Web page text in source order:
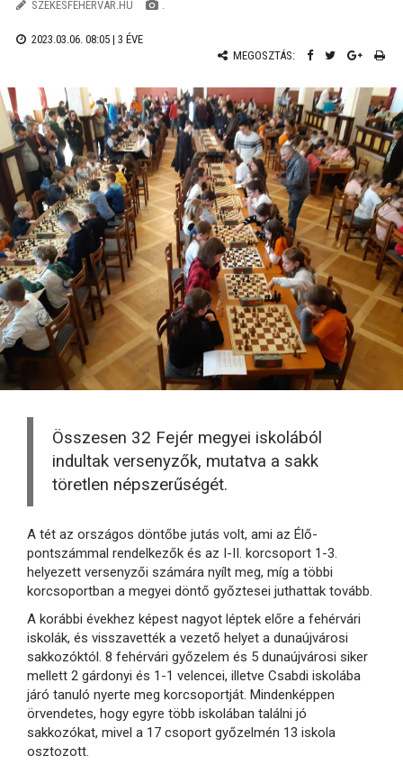
SZEKESFEHERVAR.HU .
2023.03.06. 08:05 | 3 ÉVE
MEGOSZTÁS:
Összesen 32 Fejér megyei iskolából
indultak versenyzők, mutatva a sakk
töretlen népszerűségét.
A tét az országos döntőbe jutás volt, ami az Élő-
pontszámmal rendelkezők és az I-II. korcsoport 1-3.
helyezett versenyzői számára nyílt meg, míg a többi
korcsoportban a megyei döntő győztesei juthattak tovább.
A korábbi évekhez képest nagyot léptek előre a fehérvári
iskolák, és visszavették a vezető helyet a dunaújvárosi
sakkozóktól. 8 fehérvári győzelem és 5 dunaújvárosi siker
mellett 2 gárdonyi és 1-1 velencei, illetve Csabdi iskolába
járó tanuló nyerte meg korcsoportját. Mindenképpen
örvendetes, hogy egyre több iskolában találni jó
sakkozókat, mivel a 17 csoport győzelmén 13 iskola
osztozott.